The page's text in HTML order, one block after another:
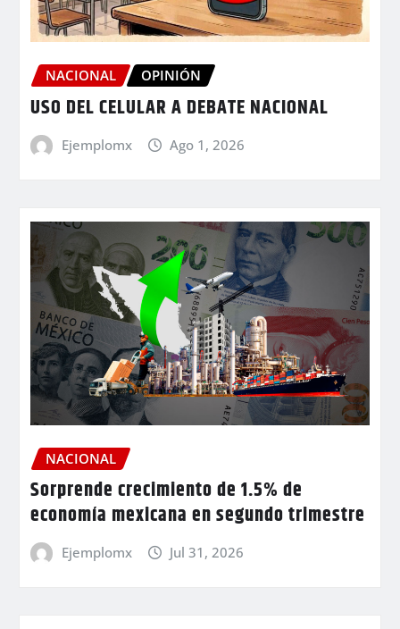
NACIONAL OPINIÓN
USO DEL CELULAR A DEBATE NACIONAL
Ejemplomx Ago 1, 2026
NACIONAL
Sorprende crecimiento de 1.5% de
economía mexicana en segundo trimestre
Ejemplomx Jul 31, 2026